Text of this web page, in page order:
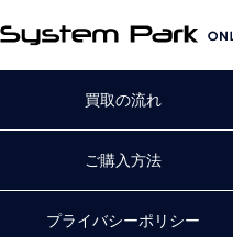
買取の流れ
ご購入方法
プライバシーポリシー